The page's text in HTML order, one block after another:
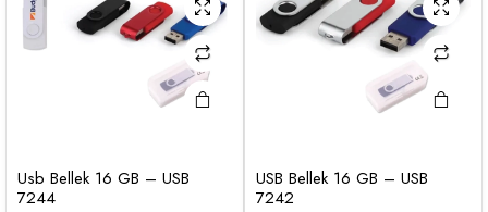
Usb Bellek 16 GB – USB
7244
USB Bellek 16 GB – USB
7242